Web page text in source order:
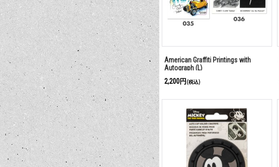
American Graffiti Printings with
Autograph (L)
2,200円 (税込)